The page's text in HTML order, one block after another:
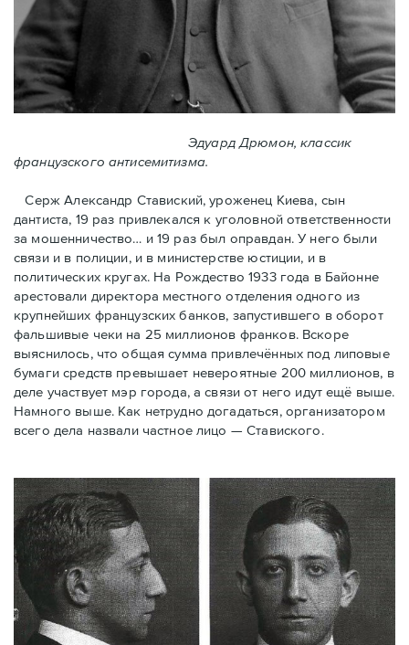
Эдуард Дрюмон, классик
французского антисемитизма.
Серж Александр Ставиский, уроженец Киева, сын
дантиста, 19 раз привлекался к уголовной ответственности
за мошенничество… и 19 раз был оправдан. У него были
связи и в полиции, и в министерстве юстиции, и в
политических кругах. На Рождество 1933 года в Байoнне
арестовали директора местного отделения одного из
крупнейших французских банков, запустившего в оборот
фальшивые чеки на 25 миллионов франков. Вскоре
выяснилось, что общая сумма привлечённых под липовые
бумаги средств превышает невероятные 200 миллионов, в
деле участвует мэр города, a связи от него идут ещё выше.
Намного выше. Как нетрудно догадаться, организатором
всего дела назвали частное лицо — Ставиского.